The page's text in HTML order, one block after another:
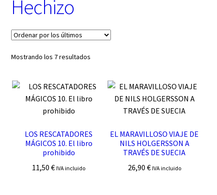
o
í
Hechizo
Mostrando los 7 resultadosOrdenado
últimos
LOS RESCATADORES
MÁGICOS 10. El libro
prohibido
11,50€ IVA incluido
EL MARAVILLOSO VIAJE DE
NILS HOLGERSSON A
TRAVÉS DE SUECIA
26,90 € IVA incluido